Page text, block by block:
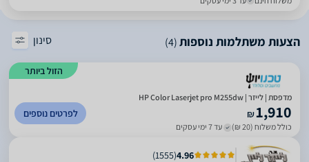
הצעות משתלמות נוספות(4) סינון
הזול ביותר
מדפסת | לייזר | HP Color Laserjet pro M255dw
₪1,910
כולל משלוח (20 ₪) עד 7 ימי עסקים
לפרטים נוספים
4.96
(
1555
)